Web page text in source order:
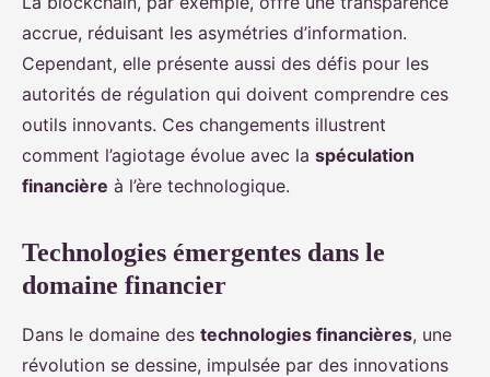
accrue, réduisant les asymétries d’information.
Cependant, elle présente aussi des défis pour les
autorités de régulation qui doivent comprendre ces
outils innovants. Ces changements illustrent
comment l’agiotage évolue avec la spéculation
financière à l’ère technologique.
Technologies émergentes dans le
domaine financier
Dans le domaine des technologies financières, une
révolution se dessine, impulsée par des innovations